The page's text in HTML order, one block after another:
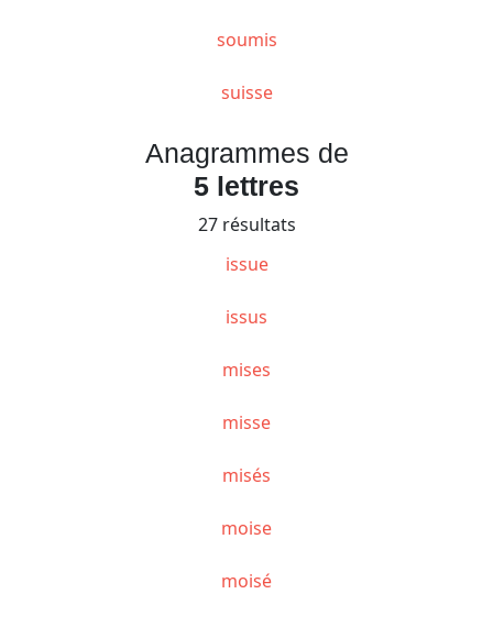
soumis
suisse
Anagrammes de
5 lettres
27 résultats
issue
issus
mises
misse
misés
moise
moisé